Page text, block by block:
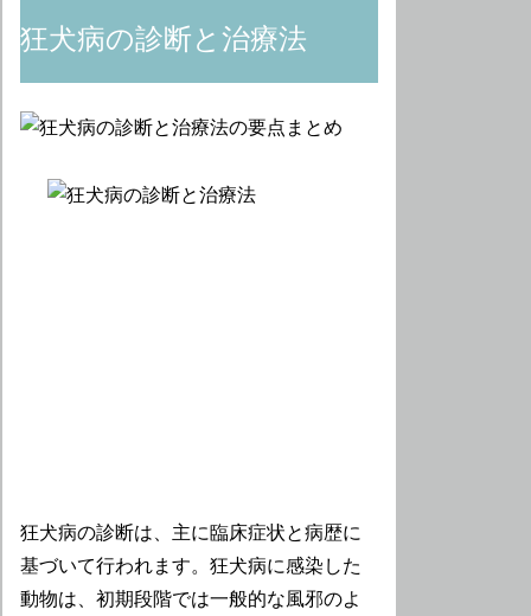
狂犬病の診断と治療法
狂犬病の診断は、主に臨床症状と病歴に
基づいて行われます。狂犬病に感染した
動物は、初期段階では一般的な風邪のよ